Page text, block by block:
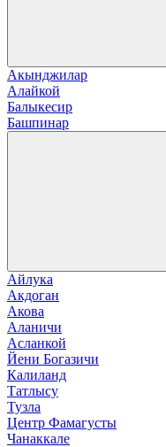
Акынджилар
Алайкой
Балыкесир
Башпинар
Айлука
Акдоган
Акова
Аланичи
Асланкой
Йени Богазичи
Калиланд
Татлысу
Тузла
Центр Фамагусты
Чанаккале